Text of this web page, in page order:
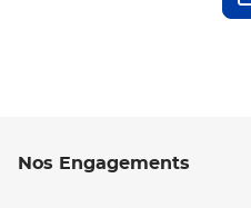
Nos Engagements